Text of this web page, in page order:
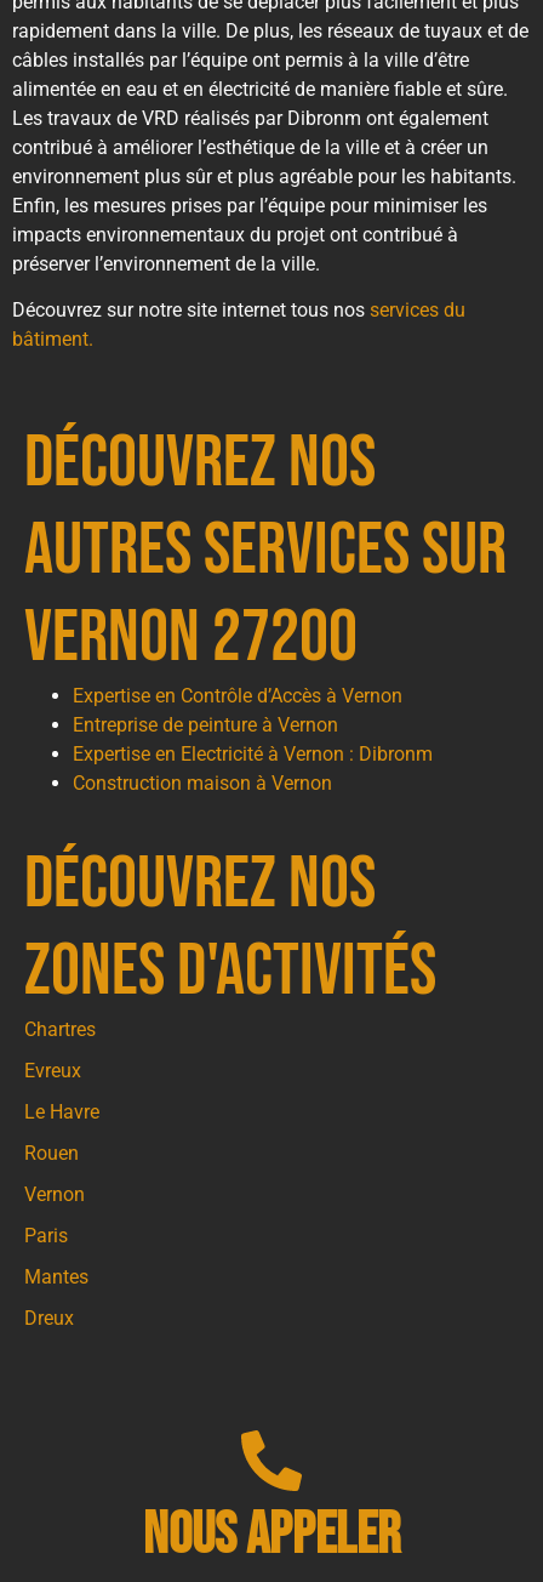
rapidement dans la ville. De plus, les réseaux de tuyaux et de
câbles installés par l’équipe ont permis à la ville d’être
alimentée en eau et en électricité de manière fiable et sûre.
Les travaux de VRD réalisés par Dibronm ont également
contribué à améliorer l’esthétique de la ville et à créer un
environnement plus sûr et plus agréable pour les habitants.
Enfin, les mesures prises par l’équipe pour minimiser les
impacts environnementaux du projet ont contribué à
préserver l’environnement de la ville.
Découvrez sur notre site internet tous nos services du
bâtiment.
Découvrez nos
autres services sur
Vernon 27200
Expertise en Contrôle d’Accès à Vernon
Entreprise de peinture à Vernon
Expertise en Electricité à Vernon : Dibronm
Construction maison à Vernon
Découvrez nos
zones d'activités
Chartres
Evreux
Le Havre
Rouen
Vernon
Paris
Mantes
Dreux
Nous appeler